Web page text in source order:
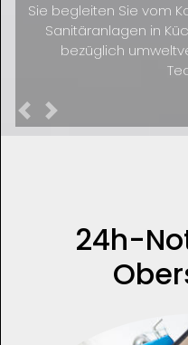
Sie begleiten Sie vom
Sanitäranlagen in
bezüglich
Previous
24h-